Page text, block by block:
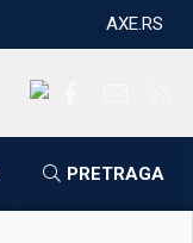
AXE.RS
PRETRAGA